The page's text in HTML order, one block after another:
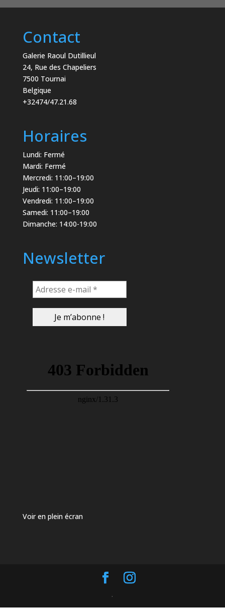
Contact
Galerie Raoul Dutillieul
24, Rue des Chapeliers
7500 Tournai
Belgique
+32474/47.21.68
Horaires
Lundi: Fermé
Mardi: Fermé
Mercredi: 11:00–19:00
Jeudi: 11:00–19:00
Vendredi: 11:00–19:00
Samedi: 11:00–19:00
Dimanche: 14:00-19:00
Newsletter
Voir en plein écran
.